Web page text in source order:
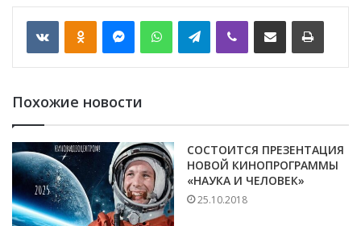
VKontakte WhatsApp Telegram
Похожие новости
СОСТОИТСЯ ПРЕЗЕНТАЦИЯ
НОВОЙ КИНОПРОГРАММЫ
«НАУКА И ЧЕЛОВЕК»
25.10.2018